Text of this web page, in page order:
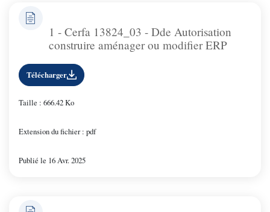
1 - Cerfa 13824_03 - Dde Autorisation
construire aménager ou modifier ERP
Télécharger
Taille : 666.42 Ko
Extension du fichier : pdf
Publié le 16 Avr. 2025